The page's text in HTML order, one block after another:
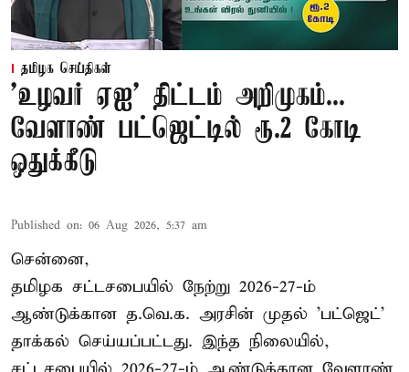
தமிழக செய்திகள்
'உழவர் ஏஐ' திட்டம் அறிமுகம்...
வேளாண் பட்ஜெட்டில் ரூ.2 கோடி
ஒதுக்கீடு
Published on: 06 Aug 2026, 5:37 am
சென்னை,
தமிழக சட்டசபையில் நேற்று 2026-27-ம்
ஆண்டுக்கான த.வெ.க. அரசின் முதல் 'பட்ஜெட்'
தாக்கல் செய்யப்பட்டது. இந்த நிலையில்,